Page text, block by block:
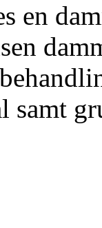
en
samt